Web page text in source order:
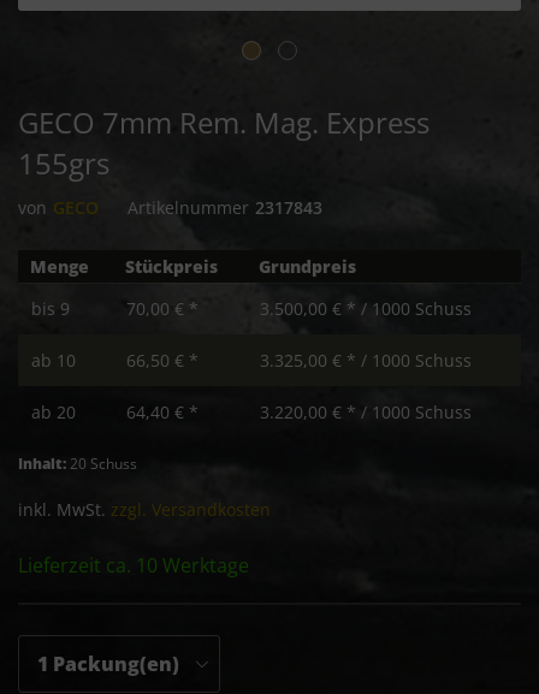
GECO 7mm Rem. Mag. Express
155grs
von GECO Artikelnummer 2317843
Menge Stückpreis
Grundpreis
bis 9 70,00 € * 3.500,00 € * / 1000 Schuss
ab 10 66,50 € * 3.325,00 € * / 1000 Schuss
ab 20 64,40 € * 3.220,00 € * / 1000 Schuss
Inhalt:20 Schuss
inkl. MwSt. zzgl. Versandkosten
Lieferzeit ca. 10 Werktage